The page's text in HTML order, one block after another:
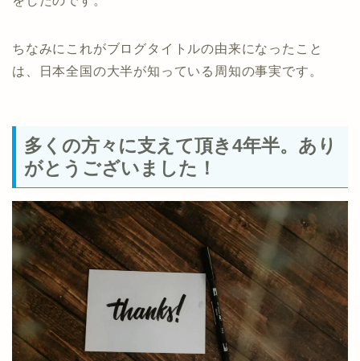
ちなみにこれがブログタイトルの由来になったこと
は、日本全国の大半が知っている周知の事実です。
多くの方々に支えて頂き4年半。あり
がとうございました！